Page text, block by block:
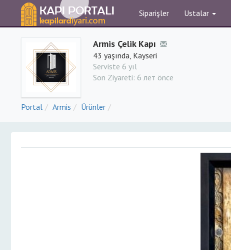
Siparişler Ustalar
Armis Çelik Kapı
43 yaşında, Kayseri
Serviste 6 yıl
Son Ziyareti: 6 лет önce
Portal Armis Ürünler